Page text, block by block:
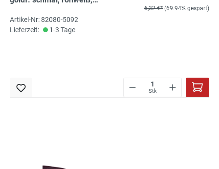
Reißverschluss von Rubi/Barcelona
6,32 €* (69.94% gespart)
Artikel-Nr: 82080-5092
Lieferzeit:
1-3 Tage
Stk